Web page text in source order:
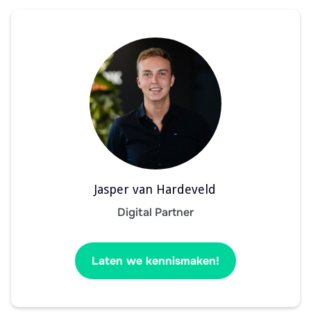
Jasper van Hardeveld
Digital Partner
Laten we kennismaken!